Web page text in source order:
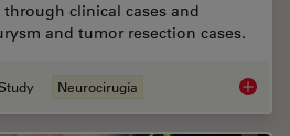
clinical cases and
and tumor resection cases.
Neurocirugía Use of